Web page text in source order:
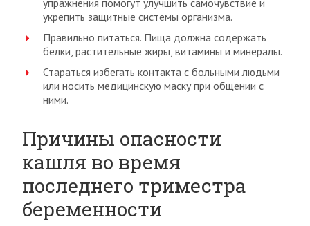
упражнения помогут улучшить самочувствие и
укрепить защитные системы организма.
Правильно питаться. Пища должна содержать
белки, растительные жиры, витамины и минералы.
Стараться избегать контакта с больными людьми
или носить медицинскую маску при общении с
ними.
Причины опасности
кашля во время
последнего триместра
беременности